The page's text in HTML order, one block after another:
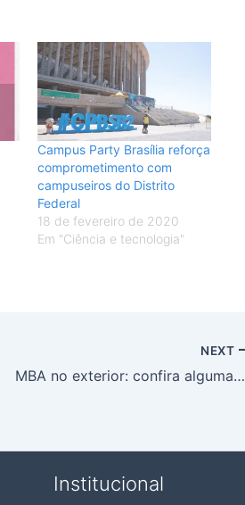
Campus Party Brasília reforça
comprometimento com
campuseiros do Distrito
Federal
18 de fevereiro de 2020
Em "Ciência e tecnologia"
NEXT
MBA no exterior: confira algumas dicas e realize o seu sonho
Institucional